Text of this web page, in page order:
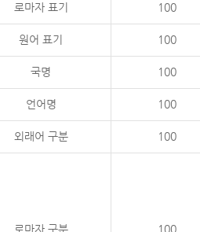
로마자 표기 100
원어 표기 100
국명 100
언어명 100
외래어 구분 100
로마자 구분 100